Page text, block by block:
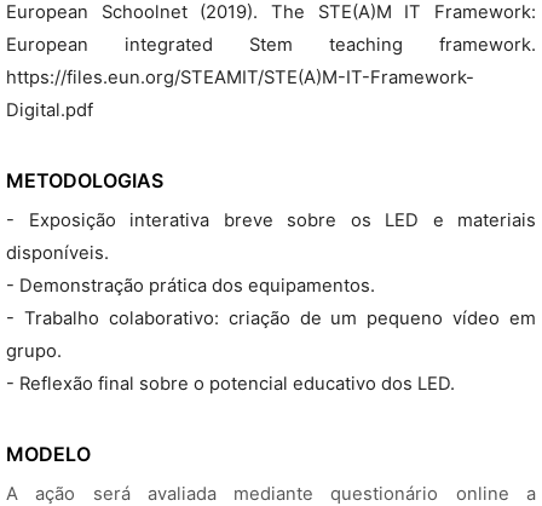
European Schoolnet (2019). The STE(A)M IT Framework:
European integrated Stem teaching framework.
https://files.eun.org/STEAMIT/STE(A)M-IT-Framework-
Digital.pdf
METODOLOGIAS
- Exposição interativa breve sobre os LED e materiais
disponíveis.
- Demonstração prática dos equipamentos.
- Trabalho colaborativo: criação de um pequeno vídeo em
grupo.
- Reflexão final sobre o potencial educativo dos LED.
MODELO
A ação será avaliada mediante questionário online a